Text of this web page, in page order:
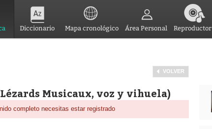
Diccionario Mapa cronológico Área Personal Reproductor
VOLVER
Musicaux, voz y vihuela)
completo necesitas estar registrado